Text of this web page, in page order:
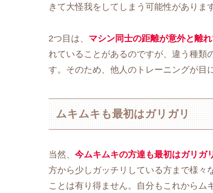
きて大怪我をしてしまう可能性がありま
2つ目は、 マシン同士の距離が意外と離
れていることがあるのですが、違う種類
す。そのため、他人のトレーニングが目
ムキムキも最初はガリガリ
当然、 今ムキムキの方達も最初はガリガ
方から少しガッチリしている方まで様々
ことは有り得ません。自分もこれからム